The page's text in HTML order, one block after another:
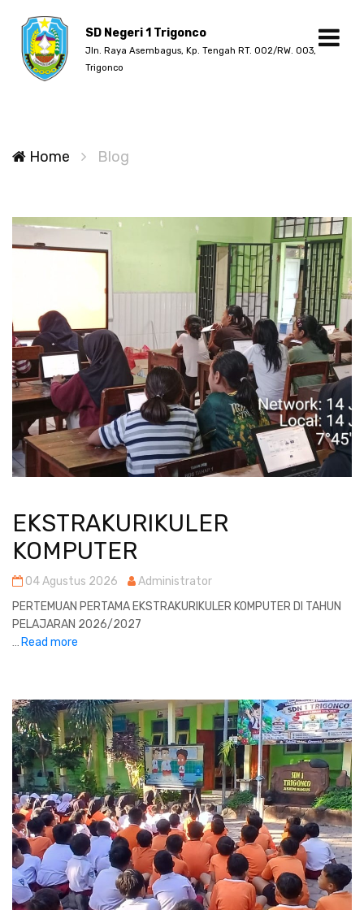
SD Negeri 1 Trigonco
Jln. Raya Asembagus, Kp. Tengah RT. 002/RW. 003,
Trigonco
Home Blog
EKSTRAKURIKULER
KOMPUTER
04 Agustus 2026
Administrator
PERTEMUAN PERTAMA EKSTRAKURIKULER KOMPUTER DI TAHUN
PELAJARAN 2026/2027
... Read more